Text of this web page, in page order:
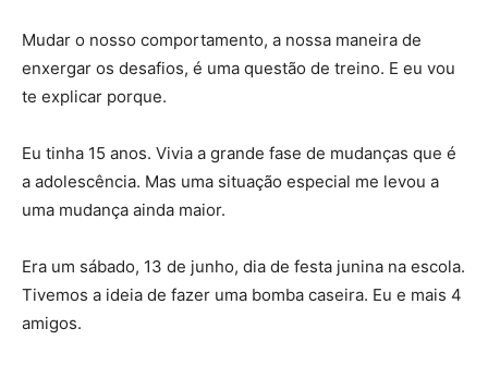
Mudar o nosso comportamento, a nossa maneira de
enxergar os desafios, é uma questão de treino. E eu vou
te explicar porque.
Eu tinha 15 anos. Vivia a grande fase de mudanças que é
a adolescência. Mas uma situação especial me levou a
uma mudança ainda maior.
Era um sábado, 13 de junho, dia de festa junina na escola.
Tivemos a ideia de fazer uma bomba caseira. Eu e mais 4
amigos.